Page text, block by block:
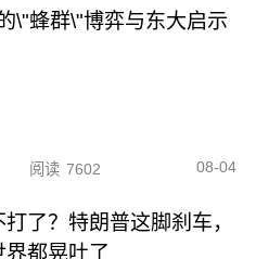
\"蜂群\"博弈与东大启示
阅读 7602 08-04
了？特朗普这脚刹车，
界都晃吐了